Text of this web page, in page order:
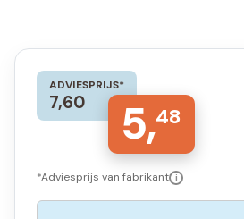
ADVIESPRIJS*
7,60 5,48
*Adviesprijs van fabrikant i